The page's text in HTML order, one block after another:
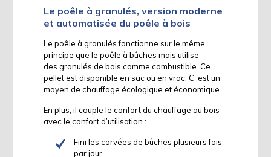
Le poêle à granulés, version moderne
et automatisée du poêle à bois
Le poêle à granulés fonctionne sur le même
principe que le poêle à bûches mais utilise
des granulés de bois comme combustible. Ce
pellet est disponible en sac ou en vrac. C’ est un
moyen de chauffage écologique et économique.
En plus, il couple le confort du chauffage au bois
avec le confort d’utilisation :
Fini les corvées de bûches plusieurs fois
par jour